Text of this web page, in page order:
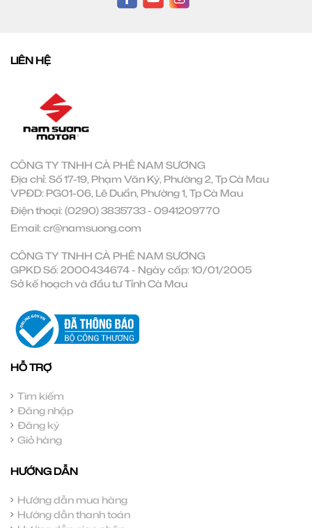
LIÊN HỆ
CÔNG TY TNHH CÀ PHÊ NAM SƯƠNG
Địa chỉ: Số 17-19, Phạm Văn Ký, Phường 2, Tp Cà Mau
VPĐD: PG01-06, Lê Duẩn, Phường 1, Tp Cà Mau
Điện thoại: (0290) 3835733- 0941209770
Email: cr@namsuong.com
CÔNG TY TNHH CÀ PHÊ NAM SƯƠNG
GPKD Số: 2000434674 - Ngày cấp: 10/01/2005
Sở kế hoạch và đầu tư Tỉnh Cà Mau
HỖ TRỢ
Tìm kiếm
Đăng nhập
Đăng ký
Giỏ hàng
HƯỚNG DẪN
Hướng dẫn mua hàng
Hướng dẫn thanh toán